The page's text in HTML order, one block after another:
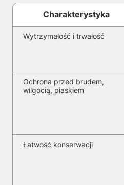
Charakterystyka
Wytrzymałość i trwałość
Ochrona przed brudem,
wilgocią, piaskiem
Łatwość konserwacji